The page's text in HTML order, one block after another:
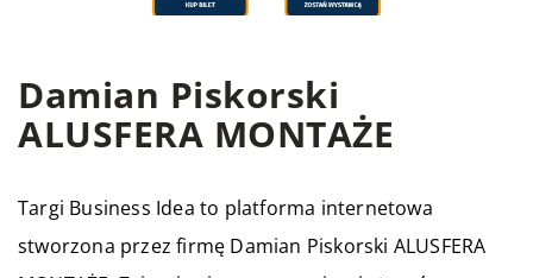
Damian Piskorski
ALUSFERA MONTAŻE
Targi Business Idea to platforma internetowa
stworzona przez firmę Damian Piskorski ALUSFERA